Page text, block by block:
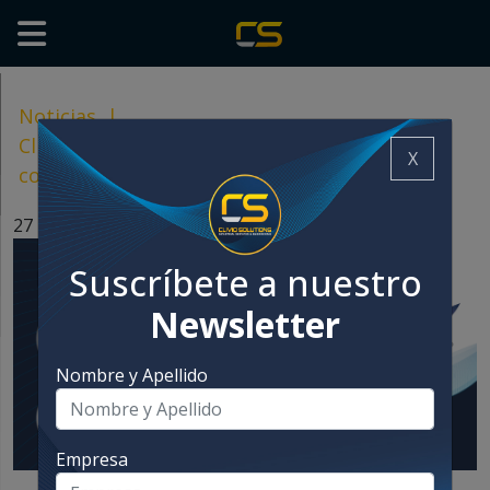
Noticias |
Clivio Solutions será parte del programa de
conferencias del Foro de Mascotas 2026
27 mayo, 2026
X
Suscríbete a nuestro
Newsletter
Nombre y Apellido
Empresa